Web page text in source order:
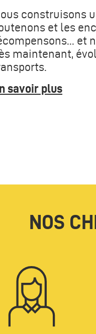
construisons
et les
et
maintenant,
savoir plus
NOS